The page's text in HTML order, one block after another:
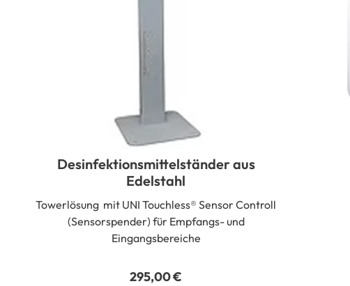
Desinfektionsmittelständer aus
Edelstahl
Towerlösung mit UNI Touchless® Sensor Controll
(Sensorspender) für Empfangs- und
Eingangsbereiche
295,00€